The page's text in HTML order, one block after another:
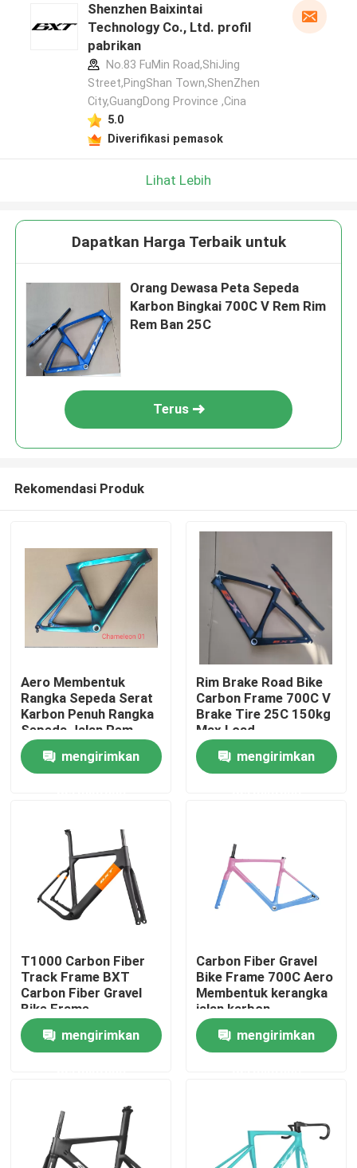
Rumah
Produk
Tur Pabrik
Kontrol Kualitas
Hubungi Kami
Minta Kutipan
Sepeda Jalan Karbon
Rangka Sepeda Gunung Karbon
Shenzhen Baixintai
Technology Co., Ltd. profil
pabrikan
No.83 FuMin Road,ShiJing
Street,PingShan Town,ShenZhen
City,GuangDong Province ,Cina
5.0
Diverifikasi pemasok
Lihat Lebih
Dapatkan Harga Terbaik untuk
Orang Dewasa Peta Sepeda
Karbon Bingkai 700C V Rem Rim
Rem Ban 25C
Terus
Rekomendasi Produk
Aero Membentuk
Rangka Sepeda Serat
Karbon Penuh Rangka
Sepeda Jalan Rem
Cakram 700C
mengirimkan
Rim Brake Road Bike
Carbon Frame 700C V
Brake Tire 25C 150kg
Max Load
mengirimkan
T1000 Carbon Fiber
Track Frame BXT
Carbon Fiber Gravel
Bike Frame
mengirimkan
Carbon Fiber Gravel
Bike Frame 700C Aero
Membentuk kerangka
jalan karbon
mengirimkan